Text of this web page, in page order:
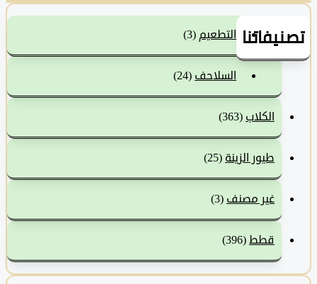
التطعيم(3)
السلاحف(24)
الكلاب(363)
طيور الزينة (25)
غير مصنف(3)
قطط (396)